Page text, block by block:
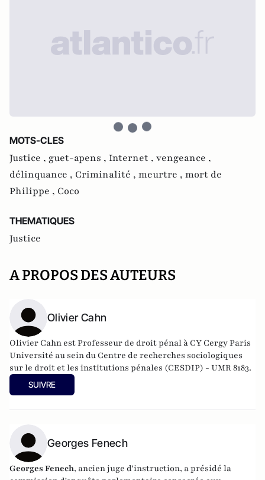
MOTS-CLES
Justice , guet-apens , Internet , vengeance ,
délinquance , Criminalité , meurtre , mort de
Philippe , Coco
THEMATIQUES
Justice
A PROPOS DES AUTEURS
Olivier Cahn
Olivier Cahn est Professeur de droit pénal à CY Cergy Paris
Université au sein du Centre de recherches sociologiques
sur le droit et les institutions pénales (CESDIP) - UMR 8183.
SUIVRE
Georges Fenech
Georges Fenech, ancien juge d'instruction, a présidé la